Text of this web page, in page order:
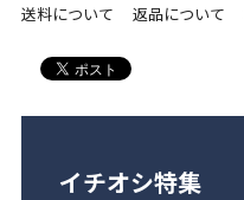
送料について 返品について
イチオシ特集